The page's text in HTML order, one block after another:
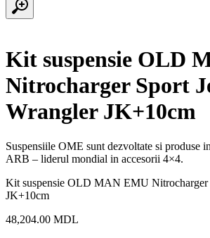
Kit suspensie OLD
Nitrocharger Sport
Wrangler JK+10cm
Suspensiile OME sunt dezvoltate si produse
ARB – liderul mondial in accesorii 4×4.
Kit suspensie OLD MAN EMU Nitrocharger
JK+10cm
48,204.00 MDL